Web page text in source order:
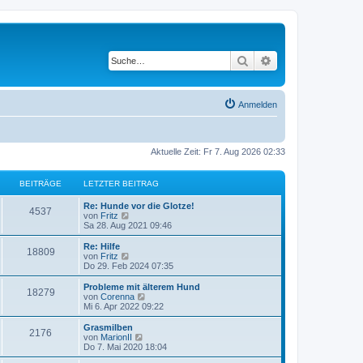
Suche
Anmelden
Aktuelle Zeit: Fr 7. Aug 2026 02:33
BEITRÄGE LETZTER BEITRAG
4537
i
t
r
ä
e
L
e
t
z
t
e
r
e
i
t
r
g
Re: Hunde vor die Glotze!
von Fritz
e
u
t
B
e
i
r
a
g
Sa 28. Aug 2021 09:46
18809B
i
t
ä
L
e
t
z
t
e
r
e
t
r
Re: Hilfe
von Fritz
e
u
e
s
t
B
e
i
Do 29. Feb 2024 07:35
18279B
t
L
e
t
z
t
e
r
Probleme mit älterem Hund
von Corenna
e
u
t
Mi 6. Apr 2022 09:22
2176
L
e
t
z
Grasmilben
von MarionII
e
u
Do 7. Mai 2020 18:04